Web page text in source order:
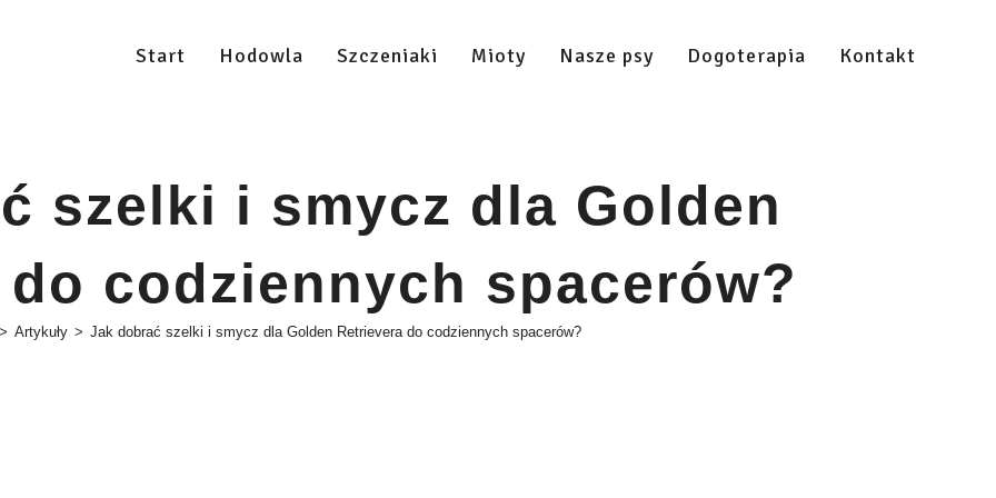
Start Hodowla Szczeniaki Mioty Nasze psy Dogoterapia Kontakt
szelki i smycz dla Golden
codziennych spacerów?
> Artykuły > Jak dobrać szelki i smycz dla Golden Retrievera do codziennych spacerów?